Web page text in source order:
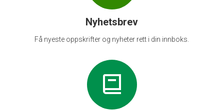
Nyhetsbrev
Få nyeste oppskrifter og nyheter rett i din innboks.